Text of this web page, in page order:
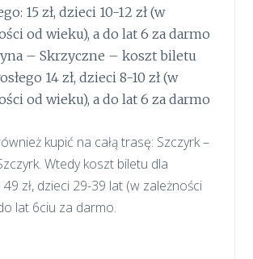
15 zł, dzieci 10-12 zł (w
od wieku), a do lat 6 za darmo
– Skrzyczne – koszt biletu
14 zł, dzieci 8-10 zł (w
od wieku), a do lat 6 za darmo
kupić na całą trasę: Szczyrk –
Wtedy koszt biletu dla
zł, dzieci 29-39 lat (w zależności
lat 6ciu za darmo.